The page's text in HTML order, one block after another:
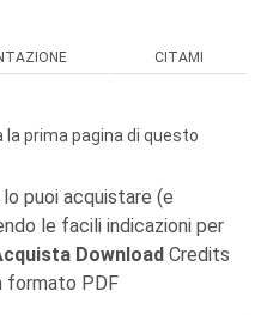
CITAMI
prima pagina di questo
puoi acquistare (e
le facili indicazioni per
Download Credits
formato PDF